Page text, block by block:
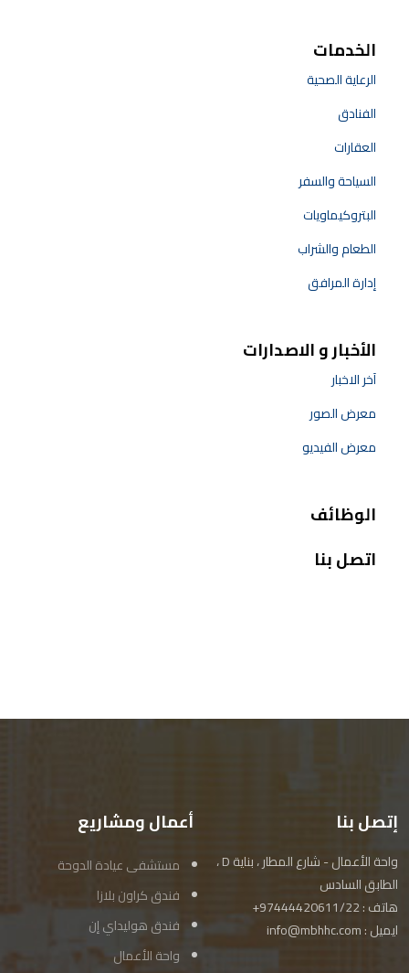
الخدمات
الرعاية الصحية
الفنادق
العقارات
السياحة والسفر
البتروكيماويات
الطعام والشراب
إدارة المرافق
الأخبار و الاصدارات
آخر الاخبار
معرض الصور
معرض الفيديو
الوظائف
اتصل بنا
إتصل بنا
واحة الأعمال - شارع المطار ، بناية D ،
الطابق السادس
هاتف : 97444420611/22+
ايميل :info@mbhhc.com
أعمال ومشاريع
مستشفى عيادة الدوحة
فندق كراون بلازا
فندق هوليداي إن
واحة الأعمال